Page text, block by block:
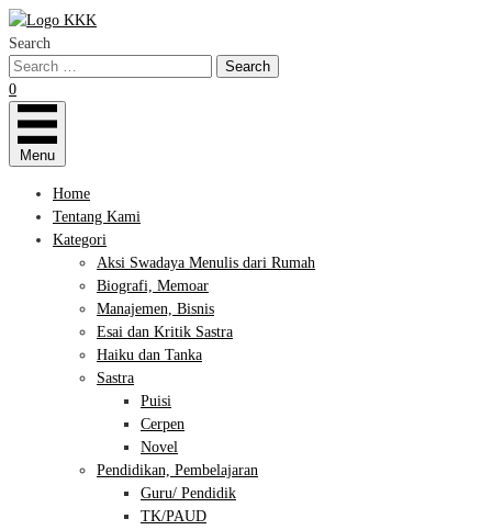
Search
0
Menu
Home
Tentang Kami
Kategori
Aksi Swadaya Menulis dari Rumah
Biografi, Memoar
Manajemen, Bisnis
Esai dan Kritik Sastra
Haiku dan Tanka
Sastra
Puisi
Cerpen
Novel
Pendidikan, Pembelajaran
Guru/ Pendidik
TK/PAUD